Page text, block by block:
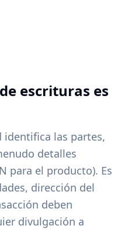
escrituras es
identifica las partes,
detalles
para el producto). Es
dirección del
deben
divulgación a